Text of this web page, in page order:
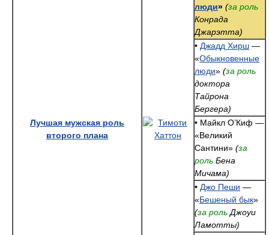
Лучшая мужская роль
второго плана
люди» (за роль
Конрада
Джарэтта)
• Джадд Хирш —
«Обыкновенные
люди» (за роль
доктора
Тайрона
Бергера)
• Майкл О’Киф —
«Великий
Сантини» (за
роль Бена
Мичама)
• Джо Пеши —
«Бешеный бык»
(за рольДжоуи
Ламотты)